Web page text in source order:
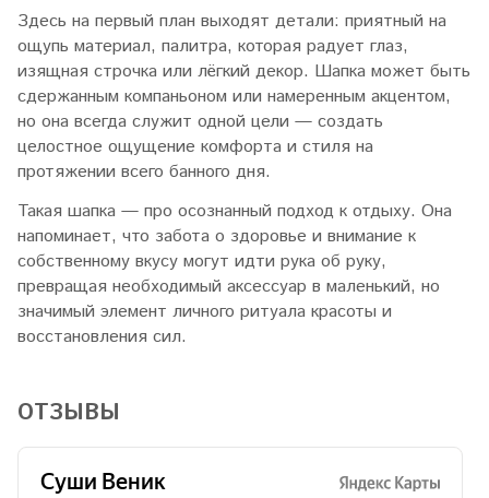
Здесь на первый план выходят детали: приятный на
ощупь материал, палитра, которая радует глаз,
изящная строчка или лёгкий декор. Шапка может быть
сдержанным компаньоном или намеренным акцентом,
но она всегда служит одной цели — создать
целостное ощущение комфорта и стиля на
протяжении всего банного дня.
Такая шапка — про осознанный подход к отдыху. Она
напоминает, что забота о здоровье и внимание к
собственному вкусу могут идти рука об руку,
превращая необходимый аксессуар в маленький, но
значимый элемент личного ритуала красоты и
восстановления сил.
ОТЗЫВЫ